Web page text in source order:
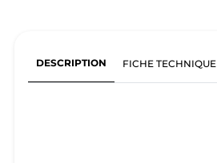
DESCRIPTION FICHE TECHNIQUE